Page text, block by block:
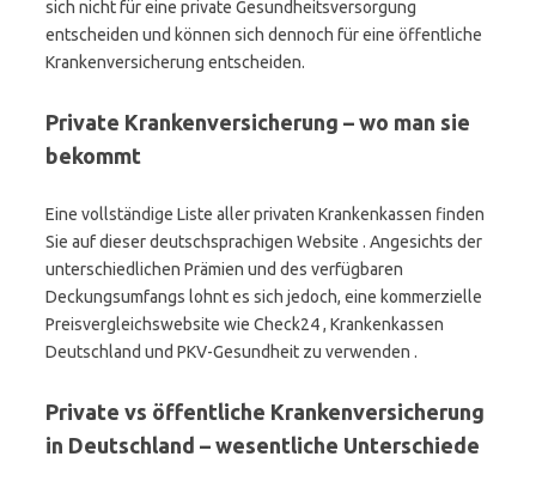
sich nicht für eine private Gesundheitsversorgung
entscheiden und können sich dennoch für eine öffentliche
Krankenversicherung entscheiden.
Private Krankenversicherung – wo man sie
bekommt
Eine vollständige Liste aller privaten Krankenkassen finden
Sie auf dieser deutschsprachigen Website . Angesichts der
unterschiedlichen Prämien und des verfügbaren
Deckungsumfangs lohnt es sich jedoch, eine kommerzielle
Preisvergleichswebsite wie Check24 , Krankenkassen
Deutschland und PKV-Gesundheit zu verwenden .
Private vs öffentliche Krankenversicherung
in Deutschland – wesentliche Unterschiede